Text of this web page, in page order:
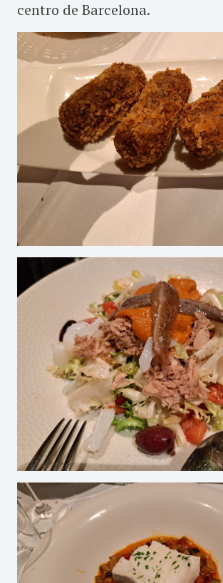
centro de Barcelona.